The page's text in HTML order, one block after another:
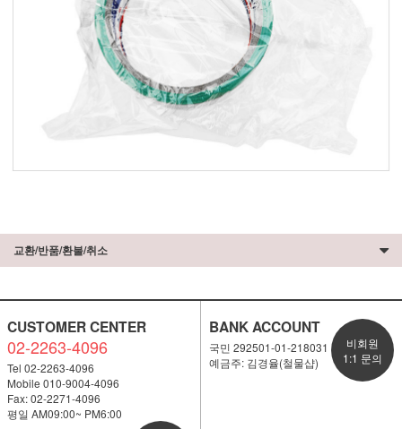
교환/반품/환불/취소
CUSTOMER CENTER
02-2263-4096
Tel 02-2263-4096
Mobile 010-9004-4096
Fax: 02-2271-4096
평일 AM09:00~ PM6:00
BANK ACCOUNT
국민 292501-01-218031
예금주: 김경율(철물샵)
비회원
1:1 문의